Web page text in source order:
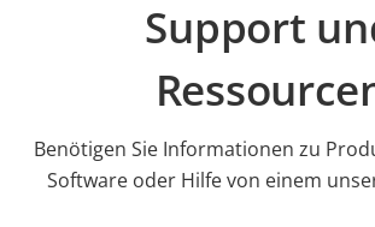
Support
Benötigen Sie Informationen zu
Software oder Hilfe von einem